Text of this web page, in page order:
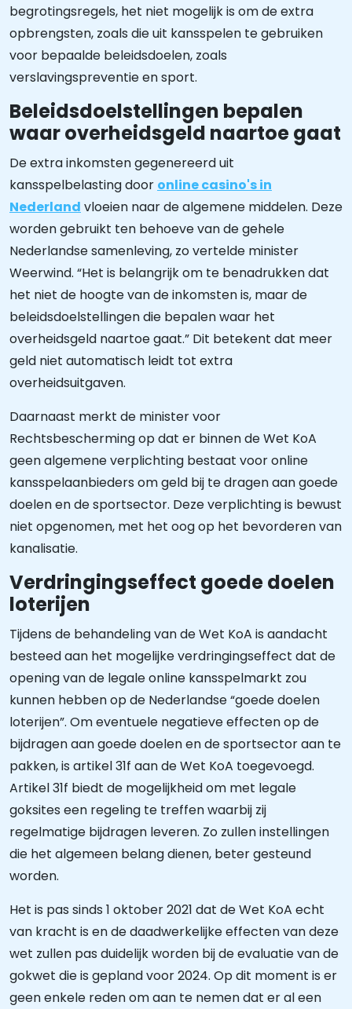
begrotingsregels, het niet mogelijk is om de extra
opbrengsten, zoals die uit kansspelen te gebruiken
voor bepaalde beleidsdoelen, zoals
verslavingspreventie en sport.
Beleidsdoelstellingen bepalen
waar overheidsgeld naartoe gaat
De extra inkomsten gegenereerd uit
kansspelbelasting door online casino's in
Nederland vloeien naar de algemene middelen. Deze
worden gebruikt ten behoeve van de gehele
Nederlandse samenleving, zo vertelde minister
Weerwind. “Het is belangrijk om te benadrukken dat
het niet de hoogte van de inkomsten is, maar de
beleidsdoelstellingen die bepalen waar het
overheidsgeld naartoe gaat.” Dit betekent dat meer
geld niet automatisch leidt tot extra
overheidsuitgaven.
Daarnaast merkt de minister voor
Rechtsbescherming op dat er binnen de Wet KoA
geen algemene verplichting bestaat voor online
kansspelaanbieders om geld bij te dragen aan goede
doelen en de sportsector. Deze verplichting is bewust
niet opgenomen, met het oog op het bevorderen van
kanalisatie.
Verdringingseffect goede doelen
loterijen
Tijdens de behandeling van de Wet KoA is aandacht
besteed aan het mogelijke verdringingseffect dat de
opening van de legale online kansspelmarkt zou
kunnen hebben op de Nederlandse “goede doelen
loterijen”. Om eventuele negatieve effecten op de
bijdragen aan goede doelen en de sportsector aan te
pakken, is artikel 31f aan de Wet KoA toegevoegd.
Artikel 31f biedt de mogelijkheid om met legale
goksites een regeling te treffen waarbij zij
regelmatige bijdragen leveren. Zo zullen instellingen
die het algemeen belang dienen, beter gesteund
worden.
Het is pas sinds 1 oktober 2021 dat de Wet KoA echt
van kracht is en de daadwerkelijke effecten van deze
wet zullen pas duidelijk worden bij de evaluatie van de
gokwet die is gepland voor 2024. Op dit moment is er
geen enkele reden om aan te nemen dat er al een